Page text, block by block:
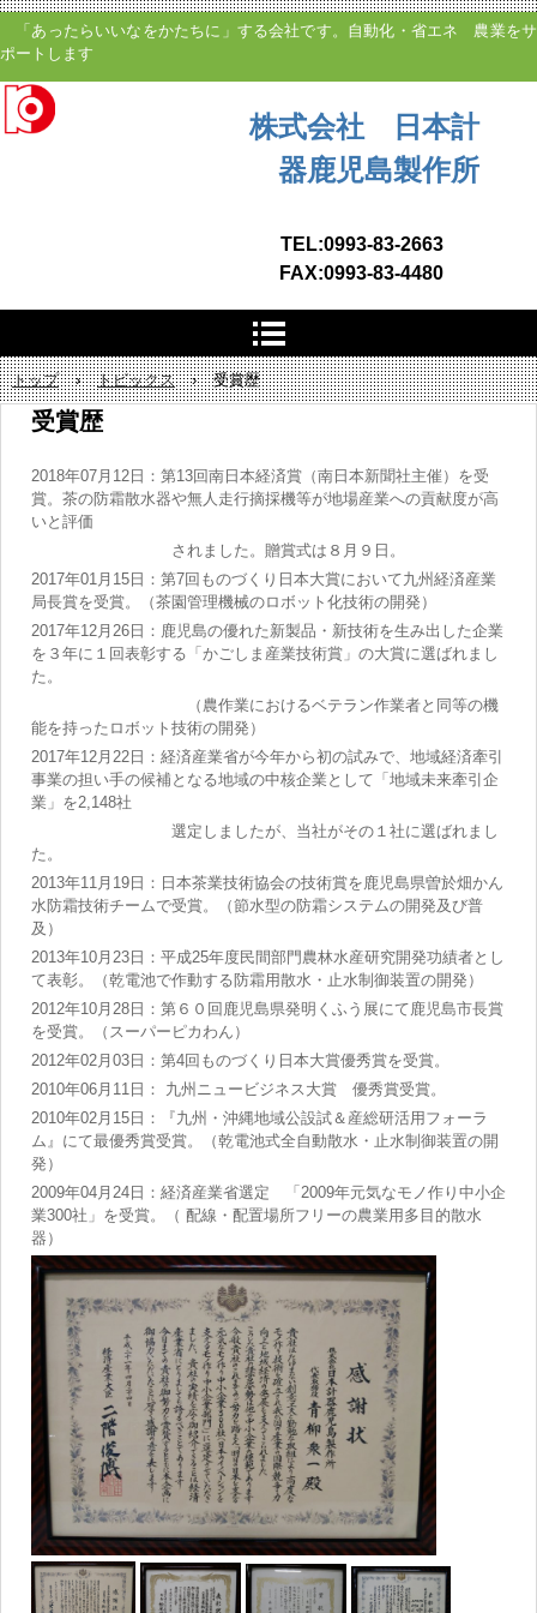
「あったらいいなをかたちに」する会社です。自動化・省エネ 農業をサ
ポートします
株式会社 日本計
器鹿児島製作所
TEL:0993-83-2663
FAX:0993-83-4480
トップ › トピックス › 受賞歴
受賞歴
2018年07月12日：第13回南日本経済賞（南日本新聞社主催）を受
賞。茶の防霜散水器や無人走行摘採機等が地場産業への貢献度が高
いと評価
されました。贈賞式は８月９日。
2017年01月15日：第7回ものづくり日本大賞において九州経済産業
局長賞を受賞。（茶園管理機械のロボット化技術の開発）
2017年12月26日：鹿児島の優れた新製品・新技術を生み出した企業
を３年に１回表彰する「かごしま産業技術賞」の大賞に選ばれまし
た。
（農作業におけるベテラン作業者と同等の機
能を持ったロボット技術の開発）
2017年12月22日：経済産業省が今年から初の試みで、地域経済牽引
事業の担い手の候補となる地域の中核企業として「地域未来牽引企
業」を2,148社
選定しましたが、当社がその１社に選ばれまし
た。
2013年11月19日：日本茶業技術協会の技術賞を鹿児島県曽於畑かん
水防霜技術チームで受賞。（節水型の防霜システムの開発及び普
及）
2013年10月23日：平成25年度民間部門農林水産研究開発功績者とし
て表彰。（乾電池で作動する防霜用散水・止水制御装置の開発）
2012年10月28日：第６０回鹿児島県発明くふう展にて鹿児島市長賞
を受賞。（スーパーピカわん）
2012年02月03日：第4回ものづくり日本大賞優秀賞を受賞。
2010年06月11日： 九州ニュービジネス大賞 優秀賞受賞。
2010年02月15日：『九州・沖縄地域公設試＆産総研活用フォーラ
ム』にて最優秀賞受賞。（乾電池式全自動散水・止水制御装置の開
発）
2009年04月24日：経済産業省選定 「2009年元気なモノ作り中小企
業300社」を受賞。（ 配線・配置場所フリーの農業用多目的散水
器）